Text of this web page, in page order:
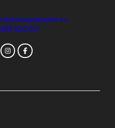
canyada@canyada.es
965 820 001